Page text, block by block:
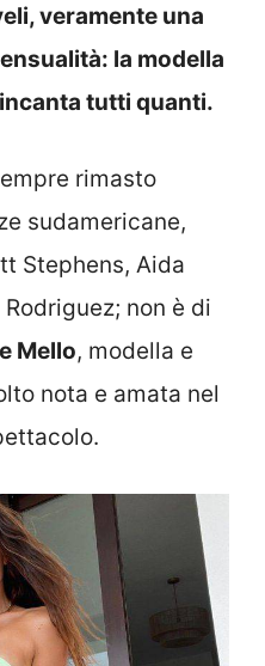
veramente una
la modella
tutti quanti.
rimasto
sudamericane,
Stephens, Aida
non è di
Mello, modella e
nota e amata nel